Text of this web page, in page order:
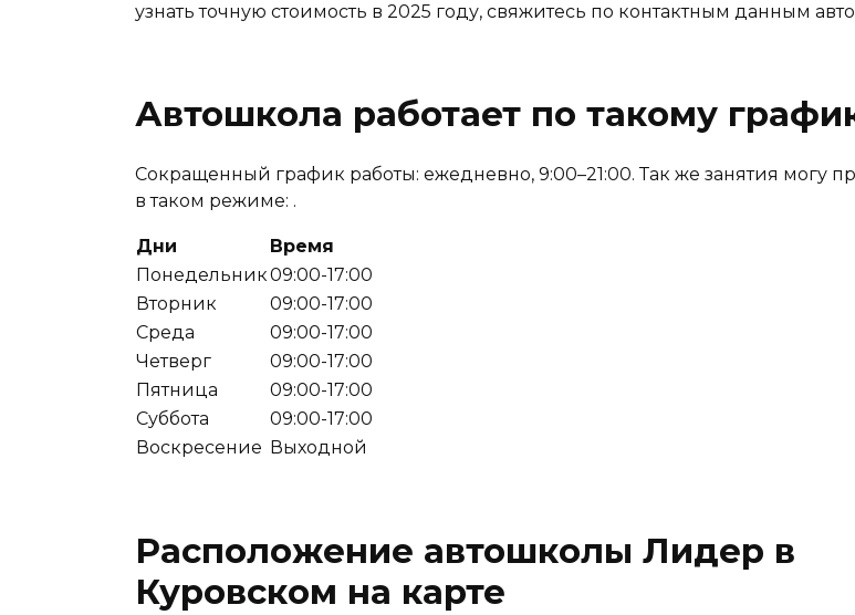
узнать точную стоимость в 2025 году, свяжитесь по контактным данным
Автошкола работает по такому
Сокращенный график работы: ежедневно, 9:00–21:00. Так же занятия могу
в таком режиме: .
Дни
Время
Понедельник09:00-17:00
Вторник
09:00-17:00
Среда
09:00-17:00
Четверг
09:00-17:00
Пятница
09:00-17:00
Суббота
09:00-17:00
Воскресение Выходной
Расположение автошколы Лидер в
Куровском на карте